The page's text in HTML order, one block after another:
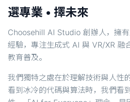
選專業 • 擇未來
Choosehill AI Studio 創辦人，擁
經驗，專注生成式 AI 與 VR/XR 融
教育普及。
我們獨特之處在於理解技術與人性
看到冰冷的代碼與算法時，我們看